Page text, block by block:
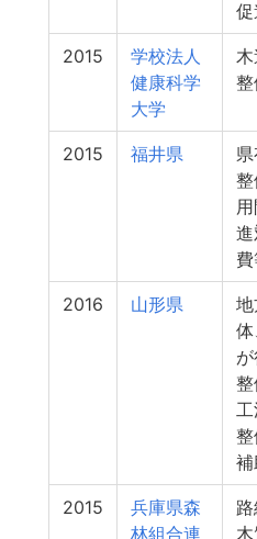
2015
学校法人
健康科学
大学
2015 福井県
2016 山形県
補
2015
兵庫県森
林組合連